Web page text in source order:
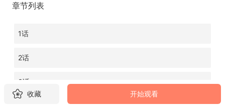
章节列表
1话
2话
3话
收藏 开始观看